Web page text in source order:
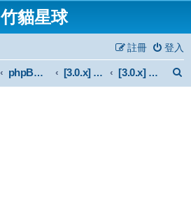
竹貓星球
登入
註冊
phpBB 3.0.x Forum Archive [3.0.x] Mod [3.0.x] 官方認證外掛